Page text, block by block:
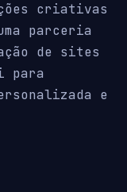
criativas
parceria
de sites
para
e